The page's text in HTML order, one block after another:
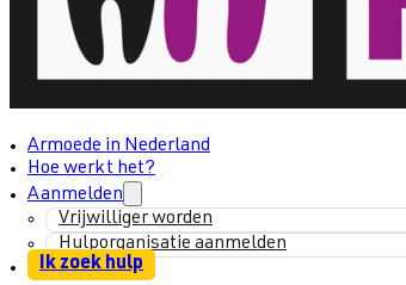
Armoede in Nederland
Hoe werkt het?
Aanmelden
Vrijwilliger worden
Hulporganisatie aanmelden
Ik zoek hulp